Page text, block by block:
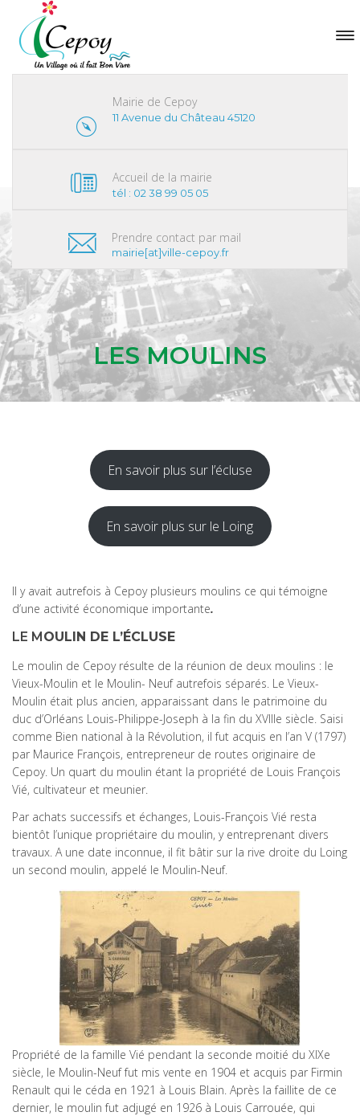
LES MOULINS
Mairie de Cepoy
11 Avenue du Château 45120
Accueil de la mairie
tél : 02 38 99 05 05
Prendre contact par mail
mairie[at]ville-cepoy.fr
En savoir plus sur l’écluse
En savoir plus sur le Loing
Il y avait autrefois à Cepoy plusieurs moulins ce qui témoigne
d’une activité économique importante.
LE MOULIN DE L’ÉCLUSE
Le moulin de Cepoy résulte de la réunion de deux moulins : le
Vieux-Moulin et le Moulin- Neuf autrefois séparés. Le Vieux-
Moulin était plus ancien, apparaissant dans le patrimoine du
duc d’Orléans Louis-Philippe-Joseph à la fin du XVIIIe siècle. Saisi
comme Bien national à la Révolution, il fut acquis en l’an V (1797)
par Maurice François, entrepreneur de routes originaire de
Cepoy. Un quart du moulin étant la propriété de Louis François
Vié, cultivateur et meunier.
Par achats successifs et échanges, Louis-François Vié resta
bientôt l’unique propriétaire du moulin, y entreprenant divers
travaux. A une date inconnue, il fit bâtir sur la rive droite du Loing
un second moulin, appelé le Moulin-Neuf.
Propriété de la famille Vié pendant la seconde moitié du XIXe
siècle, le Moulin-Neuf fut mis vente en 1904 et acquis par Firmin
Renault qui le céda en 1921 à Louis Blain. Après la faillite de ce
dernier, le moulin fut adjugé en 1926 à Louis Carrouée, qui